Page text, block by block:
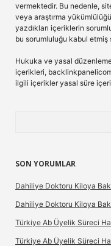
vermektedir. Bu nedenle,
veya araştırma
yazdıkları içeriklerin
bu sorumluluğu kabul etmiş
Hukuka ve yasal
içerikleri,
ilgili içerikler yasal süre
SON YORUMLAR
Dahiliye Doktoru Kiloya
Dahiliye Doktoru Kiloya
Türkiye Ab Üyelik Süreci
Türkiye Ab Üyelik Süreci